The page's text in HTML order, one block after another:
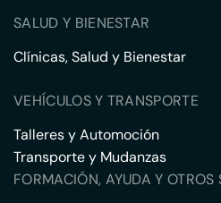
SALUD Y BIENESTAR
Clínicas, Salud y Bienestar
VEHÍCULOS Y TRANSPORTE
Talleres y Automoción
Transporte y Mudanzas
FORMACIÓN, AYUDA Y OTROS